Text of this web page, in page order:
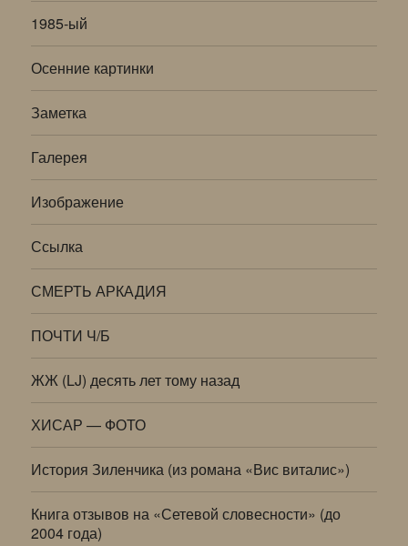
1985-ый
Осенние картинки
Заметка
Галерея
Изображение
Ссылка
СМЕРТЬ АРКАДИЯ
ПОЧТИ Ч/Б
ЖЖ (LJ) десять лет тому назад
ХИСАР — ФОТО
История Зиленчика (из романа «Вис виталис»)
Книга отзывов на «Сетевой словесности» (до
2004 года)